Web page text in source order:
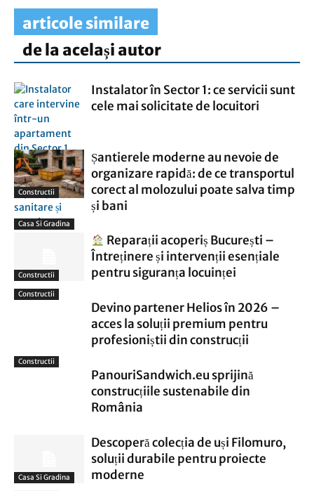
articole similare
de la același autor
Casa Si Gradina
Instalator în Sector 1: ce servicii sunt
cele mai solicitate de locuitori
Constructii
Șantierele moderne au nevoie de
organizare rapidă: de ce transportul
corect al molozului poate salva timp
și bani
Constructii
Reparații acoperiș București –
Întreținere și intervenții esențiale
pentru siguranța locuinței
Constructii
Devino partener Helios în 2026 –
acces la soluții premium pentru
profesioniștii din construcții
Constructii
PanouriSandwich.eu sprijină
construcțiile sustenabile din
România
Casa Si Gradina
Descoperă colecția de uși Filomuro,
soluții durabile pentru proiecte
moderne